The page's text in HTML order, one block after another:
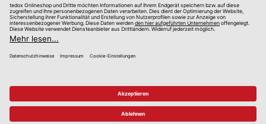
© 2026 tedox KG
Impressum
AGB
Datenschutz
Hinweisgebersystem